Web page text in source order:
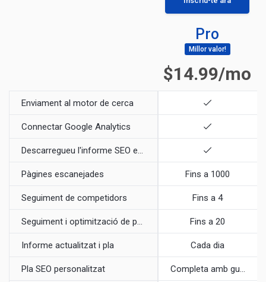
Enviament al motor de cerca
Connectar Google Analytics
Descarregueu l'informe SEO en PDF
Pàgines escanejades
Seguiment de competidors
Seguiment i optimització de paraules clau
Informe actualitzat i pla
Pla SEO personalitzat
Pro
Millor valor!
$14.99/mo
Fins a 1000
Fins a 4
Fins a 20
Cada dia
Completaamb guia pas a pas